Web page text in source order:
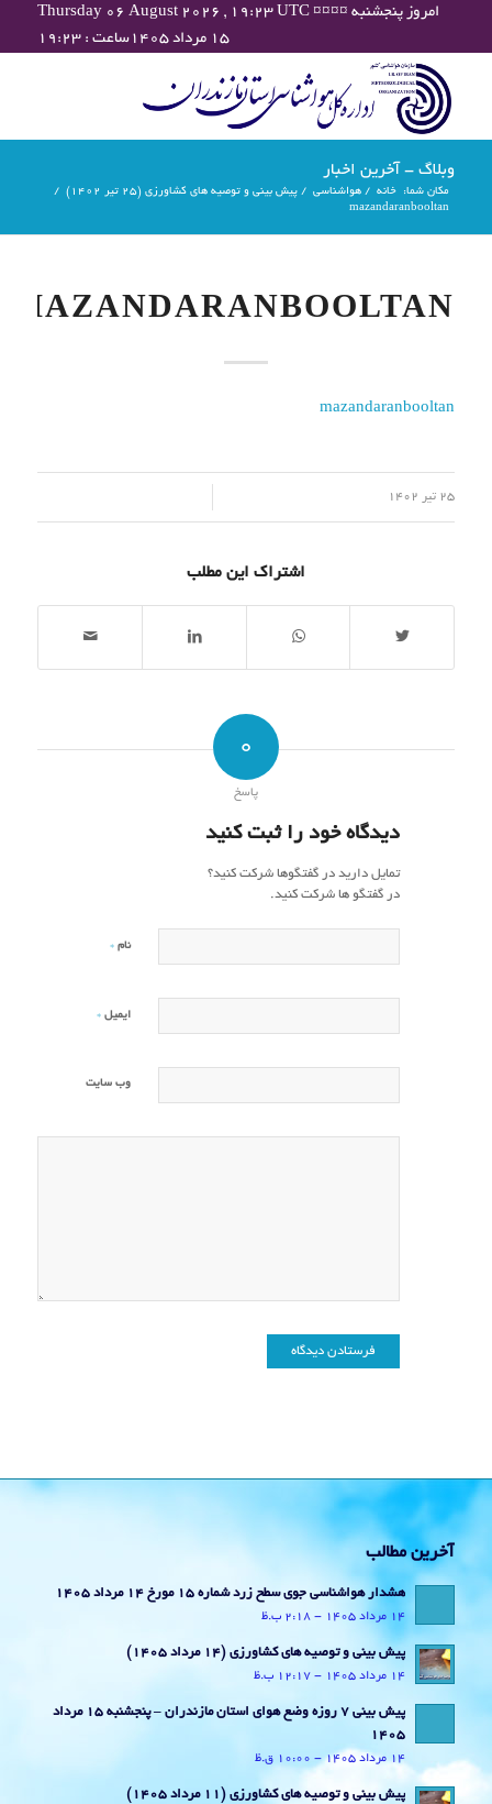
Thursday 06 August 2026 , 19:23 UTC ¤¤¤¤ امروز پنجشنبه
۱۵ مرداد ۱۴۰۵ساعت : ۱۹:۲۳
وبلاگ - آخرین اخبار
مکان شما: خانه / هواشناسی / پیش بینی و توصیه های کشاورزی (25 تیر ۱۴۰۲)
/
mazandaranbooltan
MAZANDARANBOOLTAN
mazandaranbooltan
25 تیر 1402
اشتراک این مطلب
0
پاسخ
دیدگاه خود را ثبت کنید
تمایل دارید در گفتگوها شرکت کنید؟
در گفتگو ها شرکت کنید.
نام *
ایمیل *
وب‌ سایت
آخرین مطالب
هشدار هواشناسی جوی سطح زرد شماره 15 مورخ 14 مرداد 1405
14 مرداد 1405 - 2:18 ب.ظ
پیش بینی و توصیه های کشاورزی (14 مرداد ۱۴۰۵)
14 مرداد 1405 - 12:17 ب.ظ
پیش بینی 7 روزه وضع هوای استان مازندران – پنجشنبه 15 مرداد
1405
14 مرداد 1405 - 10:00 ق.ظ
پیش بینی و توصیه های کشاورزی (11 مرداد ۱۴۰۵)